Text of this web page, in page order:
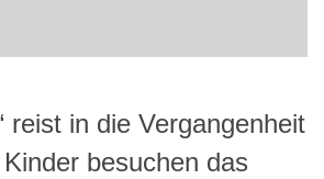
reist in die Vergangenheit
besuchen das